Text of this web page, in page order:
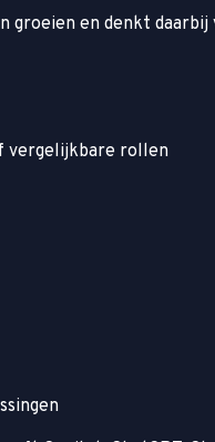
en denkt daarbij
vergelijkbare rollen